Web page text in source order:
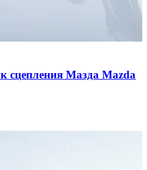
Мазда Mazda